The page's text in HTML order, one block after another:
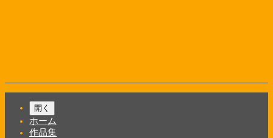
キ
Shrunk
Expand
開く
ホーム
作品集